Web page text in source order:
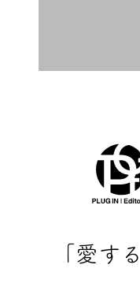
「愛す